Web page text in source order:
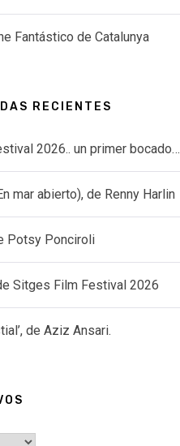
Fantástico de Catalunya
RECIENTES
2026.. un primer bocado…
mar abierto), de Renny Harlin
Potsy Ponciroli
Sitges Film Festival 2026
de Aziz Ansari.